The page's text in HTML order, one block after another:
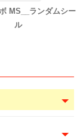
MS__ランダムシー
ル